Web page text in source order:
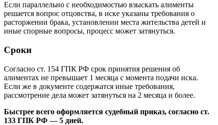
Если параллельно с необходимостью взыскать алименты
решается вопрос отцовства, в иске указаны требования о
расторжении брака, установлении места жительства детей и
иные спорные вопросы, процесс может затянуться.
Сроки
Согласно ст. 154 ГПК РФ срок принятия решения об
алиментах не превышает 1 месяца с момента подачи иска.
Если же в документе содержатся иные требования,
рассмотрение дела может затянуться на 2 месяца и более.
Быстрее всего оформляется судебный приказ, согласно ст.
133 ГПК РФ — 5 дней.